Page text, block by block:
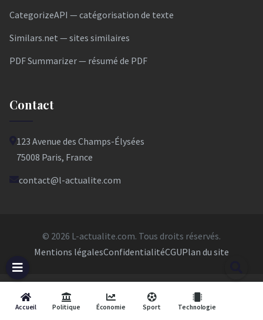
Accueil Politique Économie Sport Technologie
CategorizeAPI — catégorisation de texte
Similars.net — sites similaires
PDF Summarizer — résumé de PDF
Contact
123 Avenue des Champs-Élysées
75008 Paris, France
contact@l-actualite.com
© 2026 L-actualite.com. Tous droits réservés.
Mentions légalesConfidentialitéCGUPlan du site